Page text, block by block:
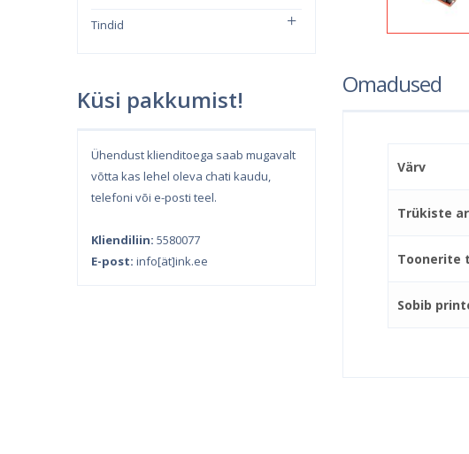
Tindid
Küsi pakkumist!
Ühendust klienditoega saab mugavalt
võtta kas lehel oleva chati kaudu,
telefoni või e-posti teel.
Kliendiliin: 5580077
E-post: info[ät]ink.ee
Omadused
Värv
Trükiste
Toonerite
Sobib